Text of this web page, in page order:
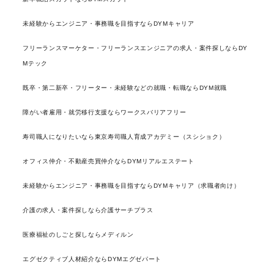
未経験からエンジニア・事務職を目指すならDYMキャリア
フリーランスマーケター・フリーランスエンジニアの求人・案件探しならDY
Mテック
既卒・第二新卒・フリーター・未経験などの就職・転職ならDYM就職
障がい者雇用・就労移行支援ならワークスバリアフリー
寿司職人になりたいなら東京寿司職人育成アカデミー（スシショク）
オフィス仲介・不動産売買仲介ならDYMリアルエステート
未経験からエンジニア・事務職を目指すならDYMキャリア（求職者向け）
介護の求人・案件探しなら介護サーチプラス
医療福祉のしごと探しならメディルン
エグゼクティブ人材紹介ならDYMエグゼパート